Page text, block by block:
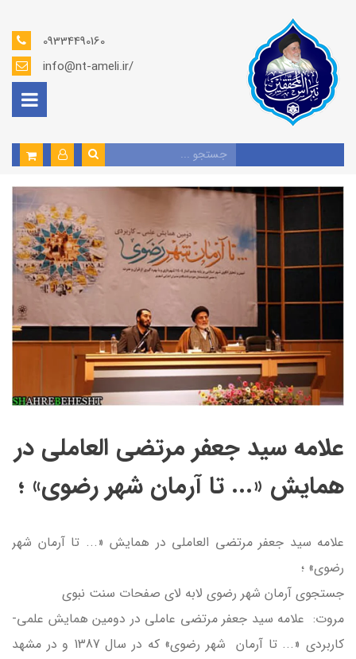
09334490160
info@nt-ameli.ir/
علامه سيد جعفر مرتضي العاملي در
همايش «... تا آرمان شهر رضوي» ؛
علامه سيد جعفر مرتضي العاملي در همايش «... تا آرمان شهر
رضوي» ؛
جستجوي آرمان شهر رضوي لابه لاي صفحات سنت نبوي
مروت: علامه سید جعفر مرتضی عاملی در دومين همايش علمي-
كاربردي «... تا آرمان شهر رضوي» که در سال 1387 و در مشهد